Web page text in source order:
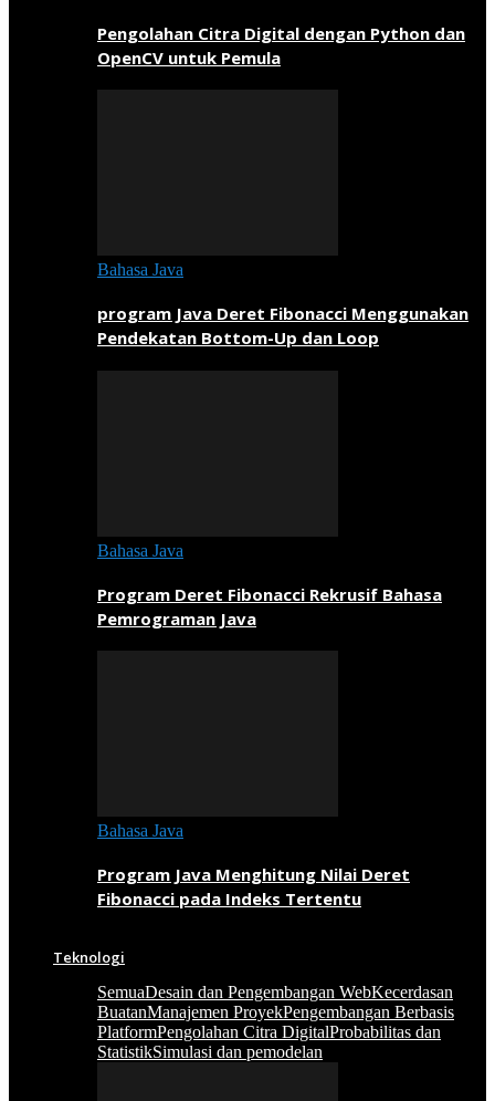
Pengolahan Citra Digital dengan Python dan
OpenCV untuk Pemula
Bahasa Java
program Java Deret Fibonacci Menggunakan
Pendekatan Bottom-Up dan Loop
Bahasa Java
Program Deret Fibonacci Rekrusif Bahasa
Pemrograman Java
Bahasa Java
Program Java Menghitung Nilai Deret
Fibonacci pada Indeks Tertentu
Teknologi
SemuaDesain dan Pengembangan WebKecerdasan
BuatanManajemen ProyekPengembangan Berbasis
PlatformPengolahan Citra DigitalProbabilitas dan
StatistikSimulasi dan pemodelan